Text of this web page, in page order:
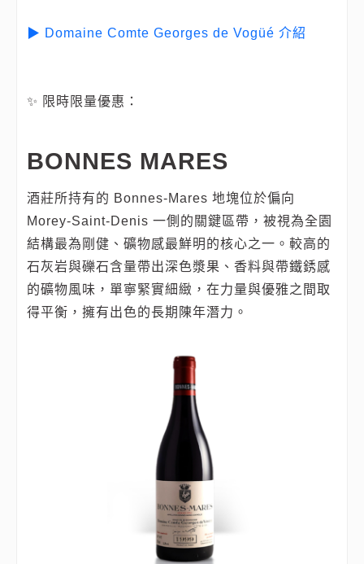
▶ Domaine Comte Georges de Vogüé 介紹
✨ 限時限量優惠：
BONNES MARES
酒莊所持有的 Bonnes‑Mares 地塊位於偏向
Morey‑Saint‑Denis 一側的關鍵區帶，被視為全園
結構最為剛健、礦物感最鮮明的核心之一。較高的
石灰岩與礫石含量帶出深色漿果、香料與帶鐵銹感
的礦物風味，單寧緊實細緻，在力量與優雅之間取
得平衡，擁有出色的長期陳年潛力。